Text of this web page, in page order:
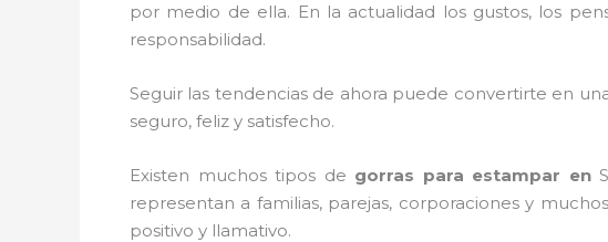
por medio de ella. En la actualidad los gustos, los
responsabilidad.
Seguir las tendencias de ahora puede convertirte en
seguro, feliz y satisfecho.
Existen muchos tipos de gorras para estampar en
representan a familias, parejas, corporaciones y
positivo y llamativo.